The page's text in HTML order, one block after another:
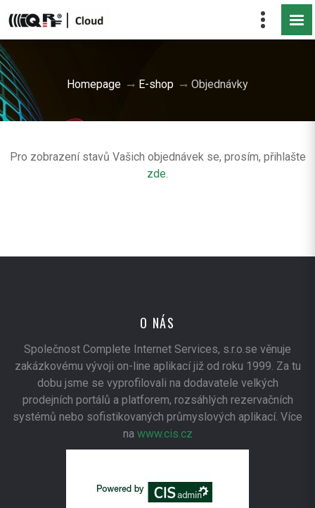
Homepage E-shop Objednávky
Pro zobrazení stavů Vašich objednávek se, prosím, přihlašte
zde.
O NÁS
Společnost Complete Internet Services, s.r.o.se věnuje
zakázkovému vývoji on-line aplikací již od roku 1999. Za tu
dobu jsme se vyprofilovali na dodavatele velkých
prodejních portálů a platforem, rozsáhlých rezervačních
systémů nebo sofistikovaných průmyslových aplikací. Více
na www.cis.cz